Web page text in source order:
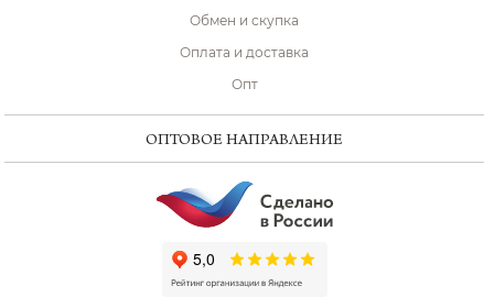
Обмен и скупка
Оплата и доставка
Опт
ОПТОВОЕ НАПРАВЛЕНИЕ